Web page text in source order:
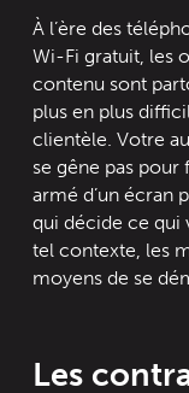
À l’ère des
Wi-Fi gratuit, les
contenu sont
plus en plus
clientèle. Votre
se gêne pas
armé d’un écran
qui décide ce qui
tel contexte, les
moyens de se
Les